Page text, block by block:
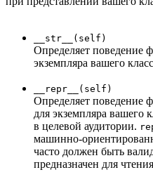
__str__(self)
Определяет поведение
экземпляра вашего
__repr__(self)
Определяет поведение
для экземпляра вашего
в целевой аудитории.
машинно-
часто должен быть
предназначен для